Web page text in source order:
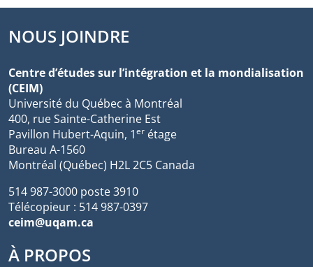
NOUS JOINDRE
Centre d’études sur l’intégration et la mondialisation
(CEIM)
Université du Québec à Montréal
400, rue Sainte-Catherine Est
Pavillon Hubert-Aquin, 1er étage
Bureau A-1560
Montréal (Québec) H2L 2C5 Canada
514 987-3000 poste 3910
Télécopieur : 514 987-0397
ceim@uqam.ca
À PROPOS